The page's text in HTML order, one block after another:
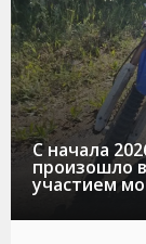
С начала
произошло
участием